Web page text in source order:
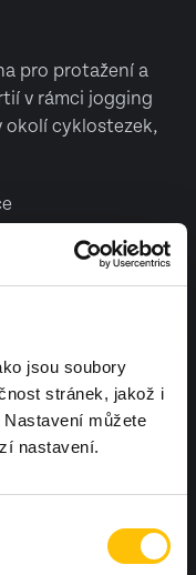
jsou soubory
stránek, jakož i
můžete
nastavení.
pro protažení a
v rámci jogging
okolí cyklostezek,
hřiště
se nám